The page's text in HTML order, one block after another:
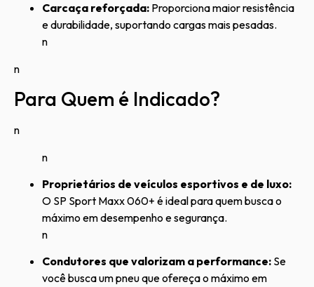
Carcaça reforçada: Proporciona maior resistência
e durabilidade, suportando cargas mais pesadas.
n
n
Para Quem é Indicado?
n
n
Proprietários de veículos esportivos e de luxo:
O SP Sport Maxx 060+ é ideal para quem busca o
máximo em desempenho e segurança.
n
Condutores que valorizam a performance: Se
você busca um pneu que ofereça o máximo em